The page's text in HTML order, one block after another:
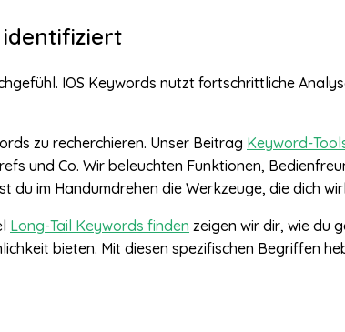
identifiziert
IOS Keywords nutzt fortschrittliche
zu recherchieren. Unser Beitrag Keyword-
und Co. Wir beleuchten Funktionen,
du im Handumdrehen die Werkzeuge, die dich
Long-Tail Keywords finden zeigen wir dir, wie du
bieten. Mit diesen spezifischen Begriffen